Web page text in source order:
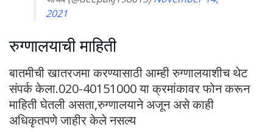
2021
रुग्णालयाची माहिती
बातमीची खातरजमा करण्यासाठी आम्ही रुग्णालयाशीच थेट
संपर्क केला.020-40151000 या क्रमांकावर फोन करून
माहिती घेतली असता,रुग्णालयाने अजून असे काही
अधिकृतपणे जाहीर केले नसल्य